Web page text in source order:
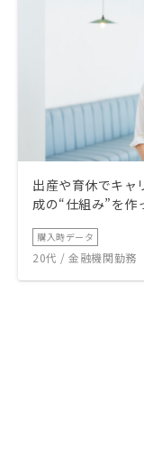
出産や育休でキャ
成の“仕組み”を作
購入時データ
20代 / 金融機関勤務